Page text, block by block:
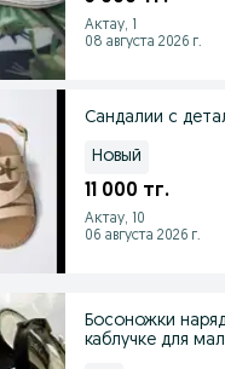
Актау, 1
08 августа 2026 г.
Сандалии с
Новый
11 000 тг.
Актау, 10
06 августа 2026 г.
Босоножки
каблучке для